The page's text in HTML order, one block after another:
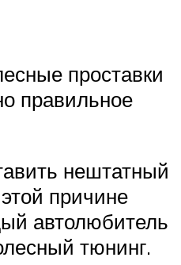
проставки
правильное
нештатный
причине
автолюбитель
тюнинг.